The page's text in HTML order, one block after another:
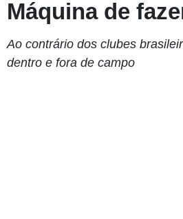
Máquina de
Ao contrário dos clubes
dentro e fora de campo